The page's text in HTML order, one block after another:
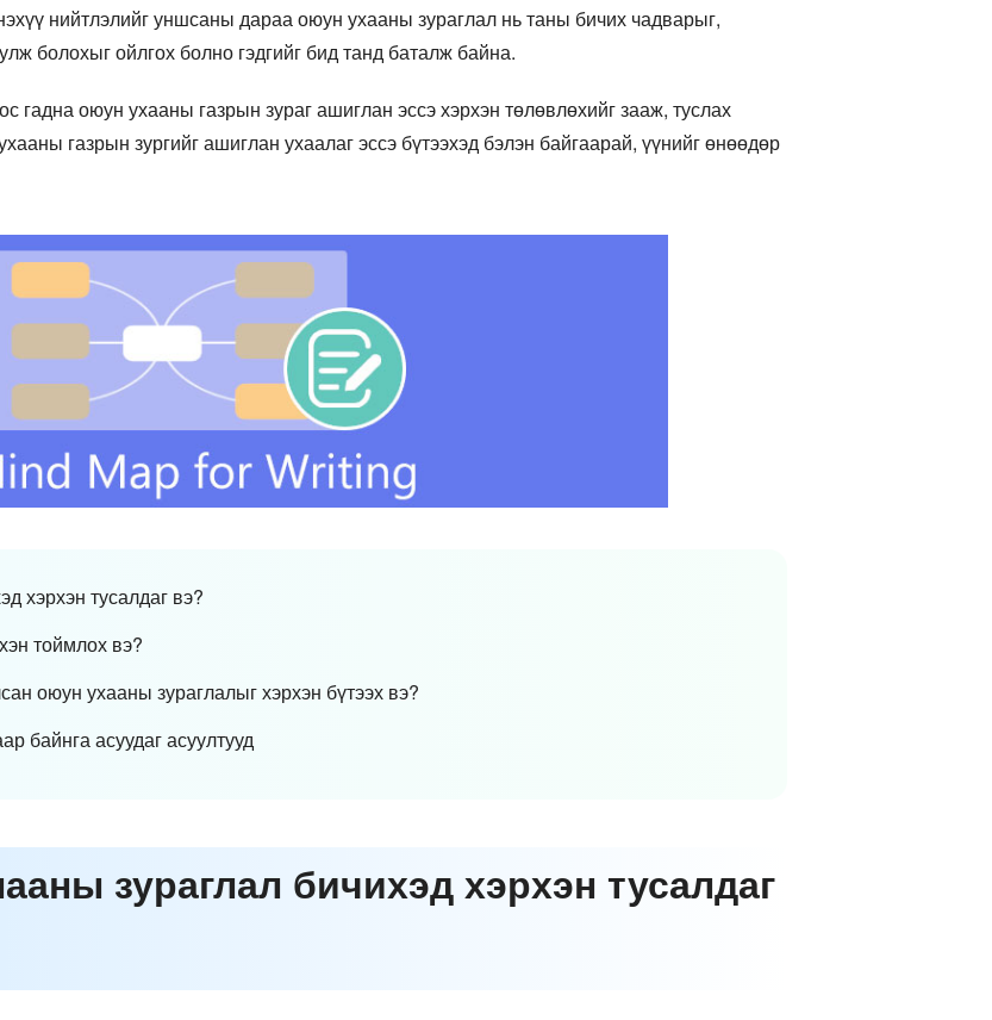
нийтлэлийг уншсаны дараа оюун ухааны зураглал нь таны бичих чадварыг,
болохыг ойлгох болно гэдгийг бид танд баталж байна.
гадна оюун ухааны газрын зураг ашиглан эссэ хэрхэн төлөвлөхийг зааж, туслах
газрын зургийг ашиглан ухаалаг эссэ бүтээхэд бэлэн байгаарай, үүнийг өнөөдөр
хэрхэн тусалдаг вэ?
тоймлох вэ?
оюун ухааны зураглалыг хэрхэн бүтээх вэ?
байнга асуудаг асуултууд
зураглал бичихэд хэрхэн тусалдаг